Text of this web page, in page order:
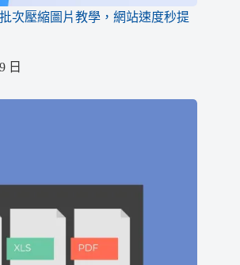
次壓縮圖片教學，網站速度秒提
日